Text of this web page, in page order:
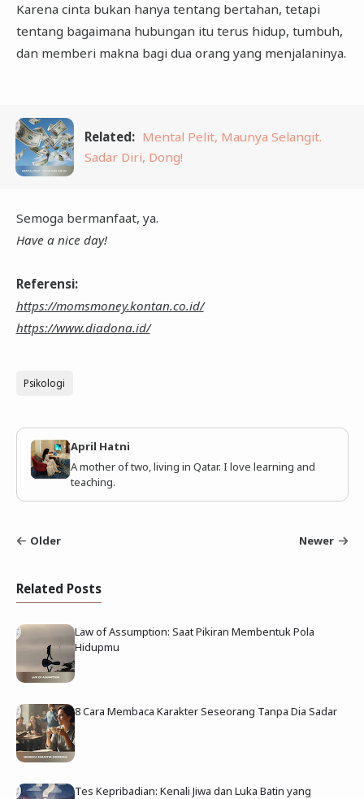
Karena cinta bukan hanya tentang bertahan, tetapi
tentang bagaimana hubungan itu terus hidup, tumbuh,
dan memberi makna bagi dua orang yang menjalaninya.
Related: Mental Pelit, Maunya Selangit.
Sadar Diri, Dong!
Semoga bermanfaat, ya.
Have a nice day!
Referensi:
https://momsmoney.kontan.co.id/
https://www.diadona.id/
Psikologi
April Hatni
A mother of two, living in Qatar. I love learning and
teaching.
Older Newer
Related Posts
Law of Assumption: Saat Pikiran Membentuk Pola
Hidupmu
8 Cara Membaca Karakter Seseorang Tanpa Dia Sadar
Tes Kepribadian: Kenali Jiwa dan Luka Batin yang